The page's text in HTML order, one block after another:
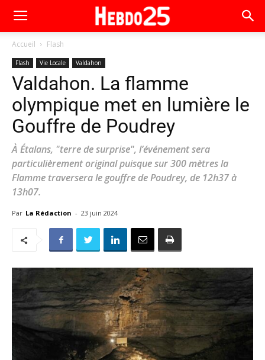
Accueil Flash
Flash Vie Locale Valdahon
Valdahon. La flamme
olympique met en lumière le
Gouffre de Poudrey
À Étalans, "terre de surprise", l’événement sera
particulièrement original puisque sur 300 mètres la
Flamme traversera le gouffre de Poudrey, de 12h37 à
13h07.
Par La Rédaction - 23 juin 2024